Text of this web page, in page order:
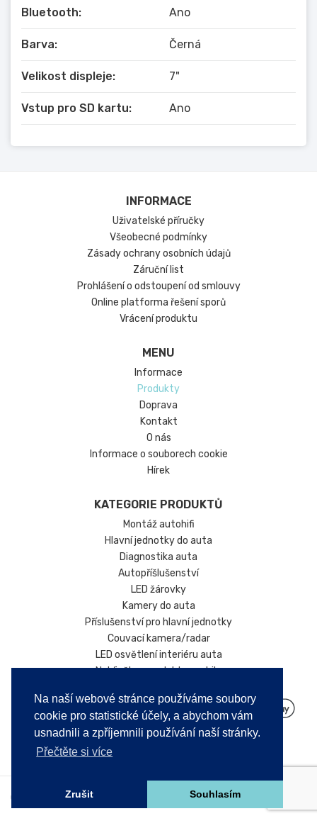
Na naší webové stránce používáme soubory
cookie pro statistické účely, a abychom vám
usnadnili a zpříjemnili používání naší stránky.
Přečtěte si více
Zrušit Souhlasím
Bluetooth: Ano
Barva: Černá
Velikost displeje: 7"
Vstup pro SD kartu: Ano
INFORMACE
Uživatelské příručky
Všeobecné podmínky
Zásady ochrany osobních údajů
Záruční list
Prohlášení o odstoupení od smlouvy
Online platforma řešení sporů
Vrácení produktu
MENU
Informace
Produkty
Doprava
Kontakt
O nás
Informace o souborech cookie
Hírek
KATEGORIE PRODUKTŮ
Montáž autohifi
Hlavní jednotky do auta
Diagnostika auta
Autopříšlušenství
LED žárovky
Kamery do auta
Příslušenství pro hlavní jednotky
Couvací kamera/radar
LED osvětlení interiéru auta
Nabíječky pro elektromobily
Copyright © 2026. Všechna práva vyhrazena!